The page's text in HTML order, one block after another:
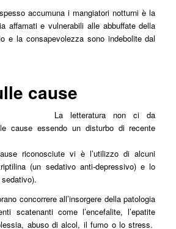
accumuna i mangiatori notturni è la
affamati e vulnerabili alle abbuffate della
e la consapevolezza sono indebolite dal
cause
La letteratura non ci da
cause essendo un disturbo di recente
riconosciute vi è l’utilizzo di alcuni
(un sedativo anti-depressivo) e lo
concorrere all’insorgere della patologia
scatenanti come l’encefalite, l’epatite
abuso di alcol, il fumo o lo stress.